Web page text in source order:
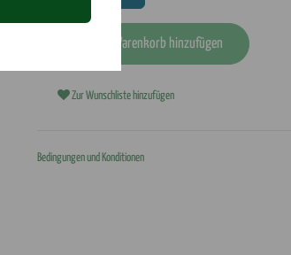
In den Warenkorb hinzufügen
Zur Wunschliste hinzufügen
Bedingungen und Konditionen
Wir akzeptieren